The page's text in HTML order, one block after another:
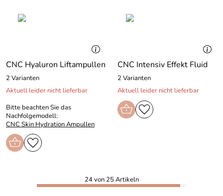
CNC Hyaluron Liftampullen
2 Varianten
Aktuell leider nicht lieferbar
Bitte beachten Sie das
Nachfolgemodell:
CNC Skin Hydration Ampullen
CNC Intensiv Effekt Fluid
2 Varianten
Aktuell leider nicht lieferbar
24 von 25 Artikeln